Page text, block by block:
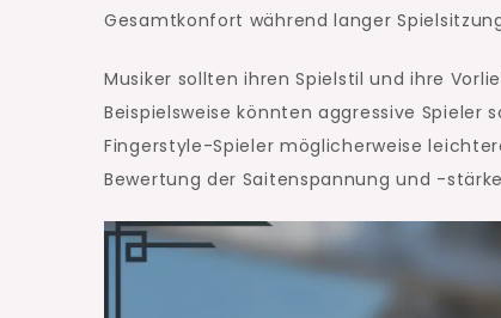
Gesamtkonfort während langer
Musiker sollten ihren Spielstil und ihre
Beispielsweise könnten aggressive Spieler
Fingerstyle-Spieler möglicherweise
Bewertung der Saitenspannung und -